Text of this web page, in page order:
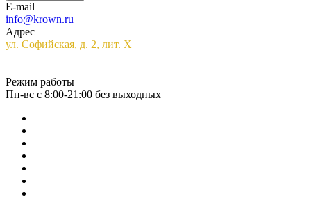
E-mail
info@krown.ru
Адрес
ул. Софийская, д. 2, лит. Х
Режим работы
Пн-вс с 8:00-21:00 без выходных